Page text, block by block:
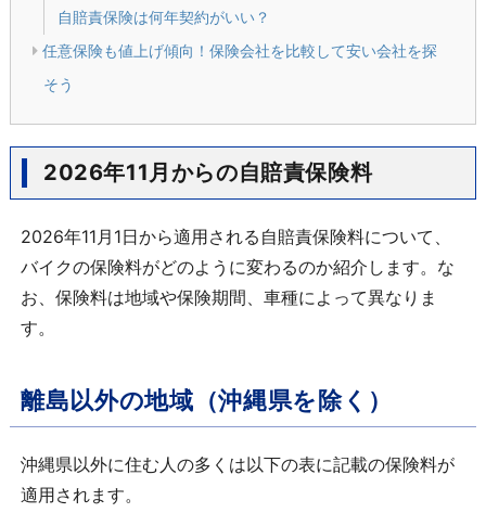
自賠責保険は何年契約がいい？
任意保険も値上げ傾向！保険会社を比較して安い会社を探
そう
2026年11月からの自賠責保険料
2026年11月1日から適用される自賠責保険料について、
バイクの保険料がどのように変わるのか紹介します。な
お、保険料は地域や保険期間、車種によって異なりま
す。
離島以外の地域（沖縄県を除く）
沖縄県以外に住む人の多くは以下の表に記載の保険料が
適用されます。